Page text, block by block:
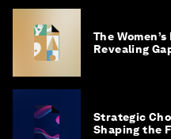
The
Revealing
Strategic
Shaping the